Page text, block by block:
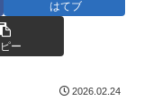
はてブ
ー
2026.02.24